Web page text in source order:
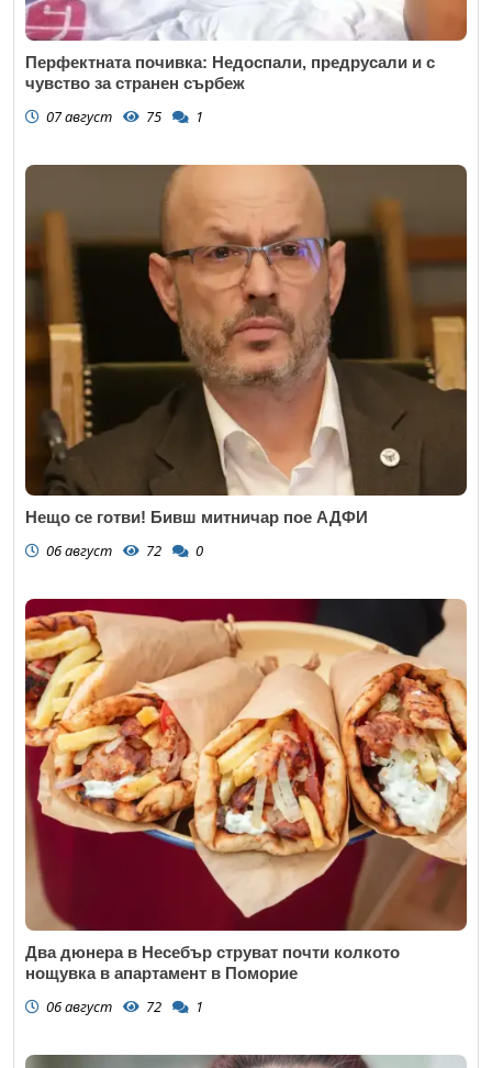
Перфектната почивка: Недоспали, предрусали и с
чувство за странен сърбеж
07 август 75 1
Нещо се готви! Бивш митничар пое АДФИ
06 август 72 0
Два дюнера в Несебър струват почти колкото
нощувка в апартамент в Поморие
06 август 72 1